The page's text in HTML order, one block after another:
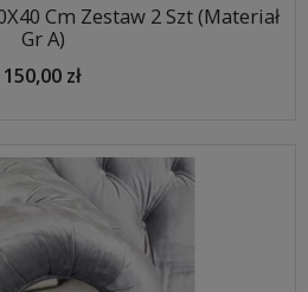
Cm Zestaw 2 Szt (Materiał
Gr A)
150,00 zł